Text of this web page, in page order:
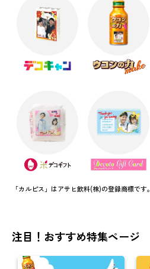
「カルピス」はアサヒ飲料(株)の登録商標です。
注目！おすすめ特集ページ